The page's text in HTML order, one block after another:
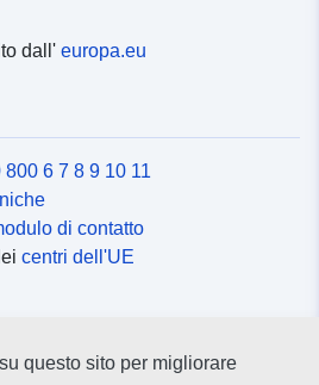
dall' europa.eu
800 6 7 8 9 10 11
di contatto
centri dell'UE
questo sito per migliorare